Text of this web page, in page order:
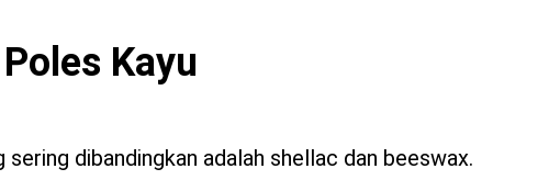
Kayu
dibandingkan adalah shellac dan beeswax.